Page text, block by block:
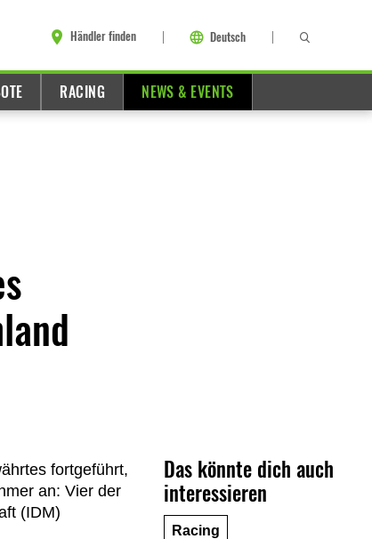
Händler finden Deutsch
RACING NEWS & EVENTS
fortgeführt,
an: Vier der
(IDM)
Das könnte dich auch
interessieren
Racing